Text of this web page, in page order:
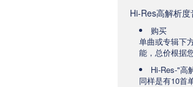
Hi-Res高解析
购买
单曲或专辑下
能，总价根据
Hi-Res-"高
同样是有10首